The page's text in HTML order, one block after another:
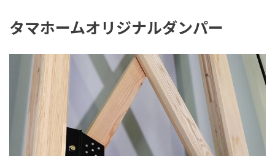
タマホームオリジナルダンパー